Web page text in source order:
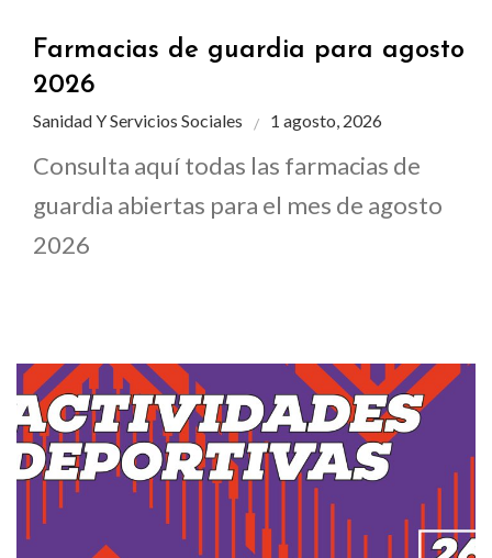
Farmacias de guardia para agosto
2026
Sanidad Y Servicios Sociales 1 agosto, 2026
Consulta aquí todas las farmacias de
guardia abiertas para el mes de agosto
2026